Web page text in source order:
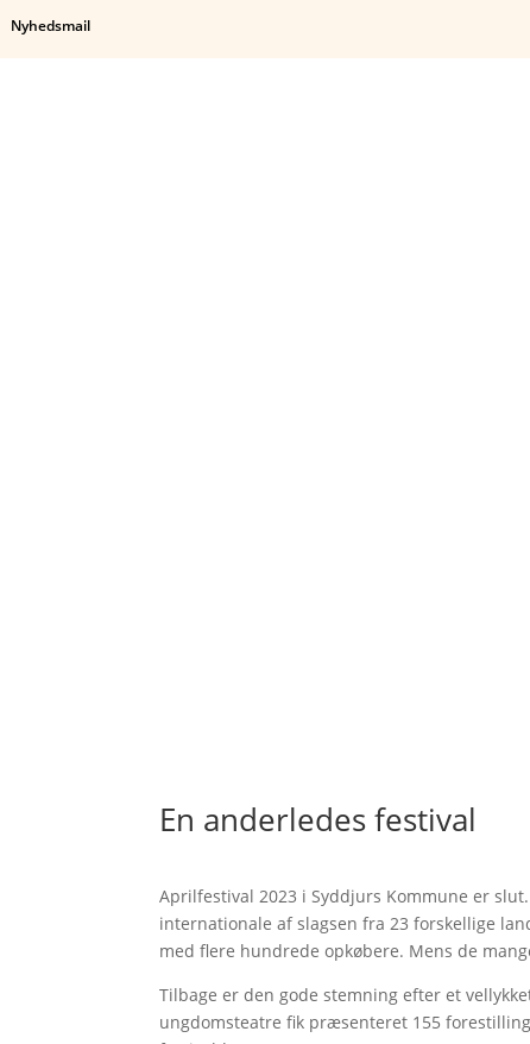
Nyhedsmail
En anderledes festival
Aprilfestival 2023 i Syddjurs Kommune er
internationale af slagsen fra 23 forskellige
med flere hundrede opkøbere. Mens de
Tilbage er den gode stemning efter et
ungdomsteatre fik præsenteret 155